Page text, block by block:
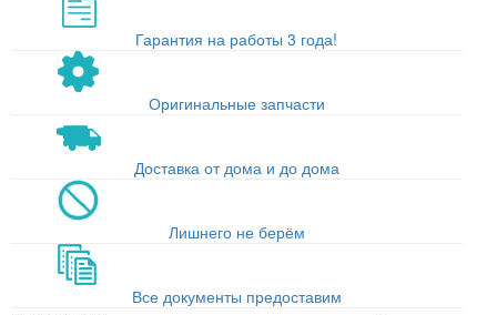
Гарантия на работы 3 года!
Оригинальные запчасти
Доставка от дома и до дома
Лишнего не берём
Все документы предоставим